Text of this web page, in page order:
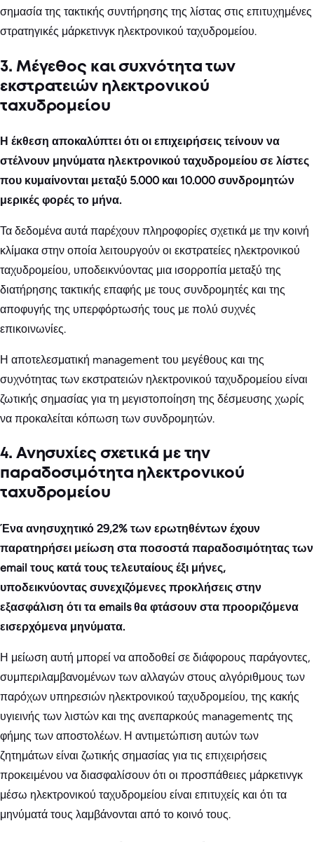
σημασία της τακτικής συντήρησης της λίστας στις επιτυχημένες
στρατηγικές μάρκετινγκ ηλεκτρονικού ταχυδρομείου.
3. Μέγεθος και συχνότητα των
εκστρατειών ηλεκτρονικού
ταχυδρομείου
Η έκθεση αποκαλύπτει ότι οι επιχειρήσεις τείνουν να
στέλνουν μηνύματα ηλεκτρονικού ταχυδρομείου σε λίστες
που κυμαίνονται μεταξύ 5.000 και 10.000 συνδρομητών
μερικές φορές το μήνα.
Τα δεδομένα αυτά παρέχουν πληροφορίες σχετικά με την κοινή
κλίμακα στην οποία λειτουργούν οι εκστρατείες ηλεκτρονικού
ταχυδρομείου, υποδεικνύοντας μια ισορροπία μεταξύ της
διατήρησης τακτικής επαφής με τους συνδρομητές και της
αποφυγής της υπερφόρτωσής τους με πολύ συχνές
επικοινωνίες.
Η αποτελεσματική management του μεγέθους και της
συχνότητας των εκστρατειών ηλεκτρονικού ταχυδρομείου είναι
ζωτικής σημασίας για τη μεγιστοποίηση της δέσμευσης χωρίς
να προκαλείται κόπωση των συνδρομητών.
4. Ανησυχίες σχετικά με την
παραδοσιμότητα ηλεκτρονικού
ταχυδρομείου
Ένα ανησυχητικό 29,2% των ερωτηθέντων έχουν
παρατηρήσει μείωση στα ποσοστά παραδοσιμότητας των
email τους κατά τους τελευταίους έξι μήνες,
υποδεικνύοντας συνεχιζόμενες προκλήσεις στην
εξασφάλιση ότι τα emails θα φτάσουν στα προοριζόμενα
εισερχόμενα μηνύματα.
Η μείωση αυτή μπορεί να αποδοθεί σε διάφορους παράγοντες,
συμπεριλαμβανομένων των αλλαγών στους αλγόριθμους των
παρόχων υπηρεσιών ηλεκτρονικού ταχυδρομείου, της κακής
υγιεινής των λιστών και της ανεπαρκούς managementς της
φήμης των αποστολέων. Η αντιμετώπιση αυτών των
ζητημάτων είναι ζωτικής σημασίας για τις επιχειρήσεις
προκειμένου να διασφαλίσουν ότι οι προσπάθειες μάρκετινγκ
μέσω ηλεκτρονικού ταχυδρομείου είναι επιτυχείς και ότι τα
μηνύματά τους λαμβάνονται από το κοινό τους.